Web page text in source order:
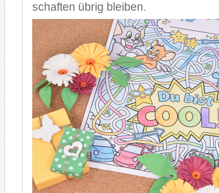
schaf­ten üb­rig blei­ben.